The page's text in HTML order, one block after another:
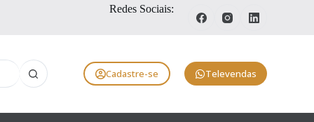
Redes Sociais:
Cadastre-se Televendas